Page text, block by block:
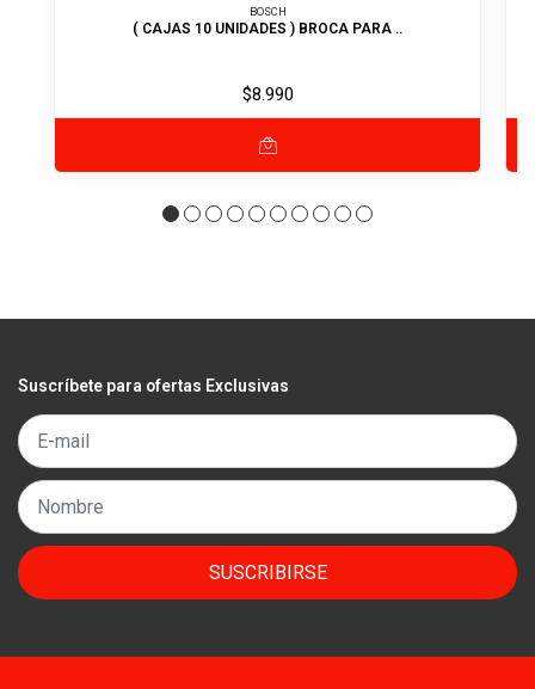
BOSCH
( CAJAS 10 UNIDADES ) BROCA PARA ..
$8.990
Suscríbete para ofertas Exclusivas
SUSCRIBIRSE